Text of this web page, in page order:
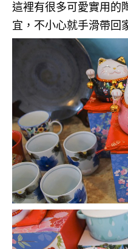
這裡有很多可愛實用的
宜，不小心就手滑帶回